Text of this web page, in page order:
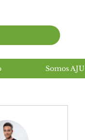
Somos AJU